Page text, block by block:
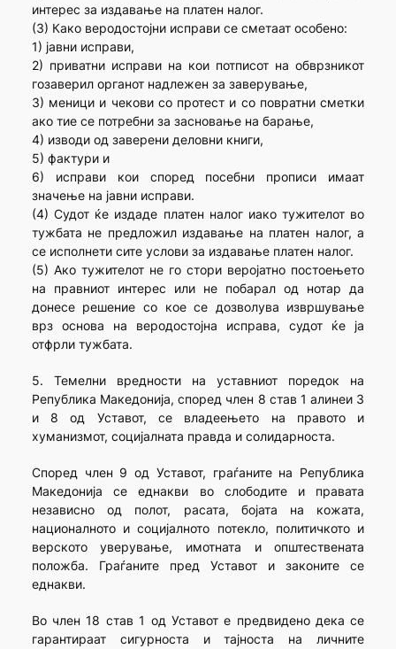
интерес за издавање на платен налог.
(3) Како веродостојни исправи се сметаат особено:
1) јавни исправи,
2) приватни исправи на кои потписот на обврзникот
гозаверил органот надлежен за заверување,
3) меници и чекови со протест и со повратни сметки
ако тие се потребни за засновање на барање,
4) изводи од заверени деловни книги,
5) фактури и
6) исправи кои според посебни прописи имаат
значење на јавни исправи.
(4) Судот ќе издаде платен налог иако тужителот во
тужбата не предложил издавање на платен налог, а
се исполнети сите услови за издавање платен налог.
(5) Ако тужителот не го стори веројатно постоењето
на правниот интерес или не побарал од нотар да
донесе решение со кое се дозволува извршување
врз основа на веродостојна исправа, судот ќе ја
отфрли тужбата.
5. Темелни вредности на уставниот поредок на
Република Македонија, според член 8 став 1 алинеи 3
и 8 од Уставот, се владеењето на правото и
хуманизмот, социјалната правда и солидарноста.
Според член 9 од Уставот, граѓаните на Република
Македонија се еднакви во слободите и правата
независно од полот, расата, бојата на кожата,
националното и социјалното потекло, политичкото и
верското уверување, имотната и општествената
положба. Граѓаните пред Уставот и законите се
еднакви.
Во член 18 став 1 од Уставот е предвидено дека се
гарантираат сигурноста и тајноста на личните